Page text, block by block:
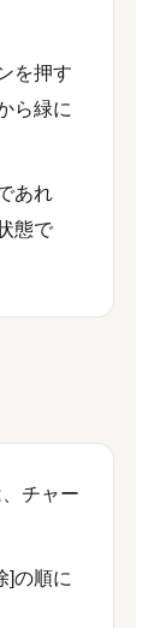
を押す
ら緑に
あれ
態で
チャー
]の順に